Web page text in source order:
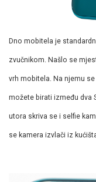
Dno mobitela je
zvučnikom. Našlo se
vrh mobitela. Na njemu
možete birati između dva
utora skriva se i selfie
se kamera izvlači iz